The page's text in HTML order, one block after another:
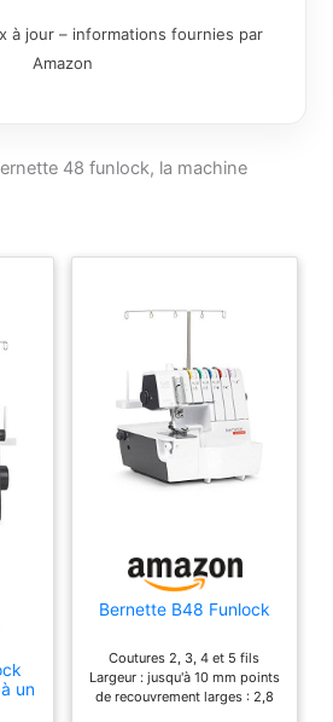
plus convaincant
Point qualité
à jour – informations fournies par
Amazon
48 funlock, la machine
un
Bernette B48 Funlock
Coutures 2, 3, 4 et 5 fils
Largeur : jusqu'à 10 mm points
de recouvrement larges : 2,8